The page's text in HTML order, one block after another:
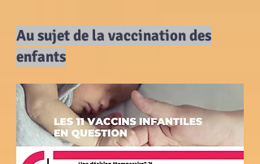
Au sujet de la vaccination des
enfants